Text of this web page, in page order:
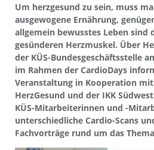
Um herzgesund zu sein, muss
ausgewogene Ernährung,
allgemein bewusstes Leben sind
gesünderen Herzmuskel. Über
der KÜS-Bundesgeschäftsstelle
im Rahmen der CardioDays
Veranstaltung in Kooperation
HerzGesund und der IKK
KÜS-Mitarbeiterinnen und -
unterschiedliche Cardio-Scans
Fachvorträge rund um das